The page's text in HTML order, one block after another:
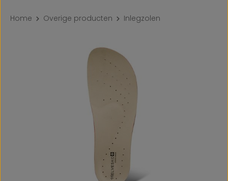
Home Overige producten Inlegzolen
Afbeeldingengalerij overslaan